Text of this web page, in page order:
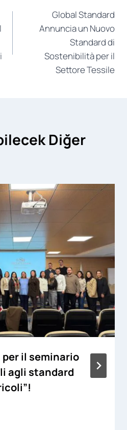
Global Standard
Annuncia un Nuovo
Standard di
Sostenibilità per il
Settore Tessile
Diğer
per il seminario
agli standard